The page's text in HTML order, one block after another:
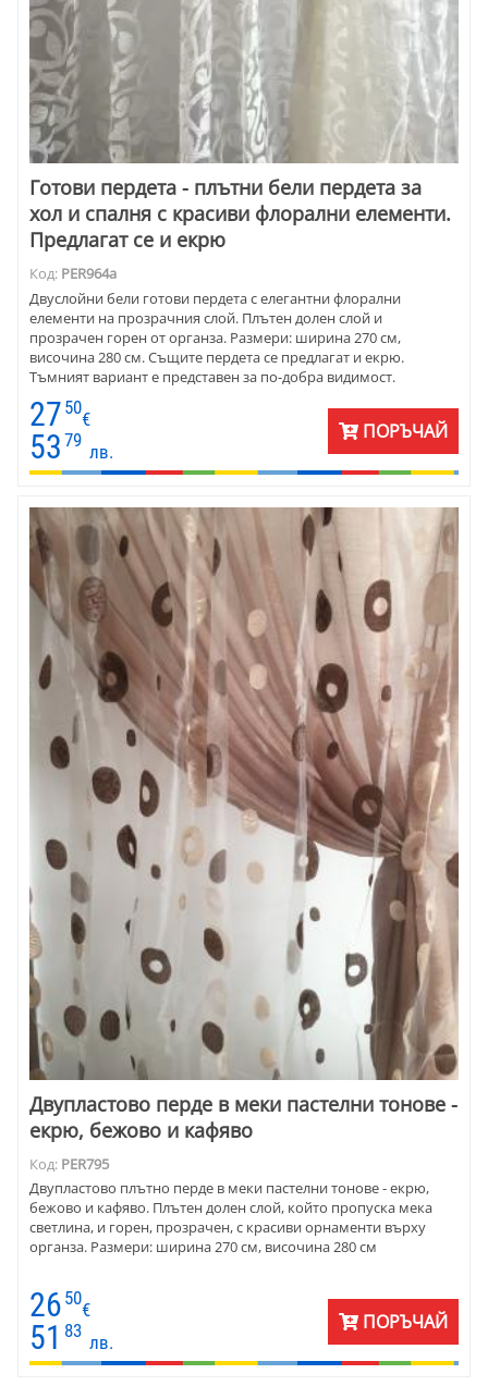
Готови пердета - плътни бели пердета за
хол и спалня с красиви флорални елементи.
Предлагат се и екрю
Код: PER964a
Двуслойни бели готови пердета с елегантни флорални
елементи на прозрачния слой. Плътен долен слой и
прозрачен горен от органза. Размери: ширина 270 см,
височина 280 см. Същите пердета се предлагат и екрю.
Тъмният вариант е представен за по-добра видимост.
27 50
€
53 79
лв.
ПОРЪЧАЙ
Двупластово перде в меки пастелни тонове -
екрю, бежово и кафяво
Код: PER795
Двупластово плътно перде в меки пастелни тонове - екрю,
бежово и кафяво. Плътен долен слой, който пропуска мека
светлина, и горен, прозрачен, с красиви орнаменти върху
органза. Размери: ширина 270 см, височина 280 см
26 50
€
51 83
лв.
ПОРЪЧАЙ